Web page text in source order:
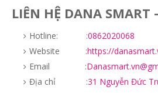
LIÊN HỆ DANA SMART
Hotline: :0862020068
Website :https://
Email :
Địa chỉ :31 Nguyễn Đức